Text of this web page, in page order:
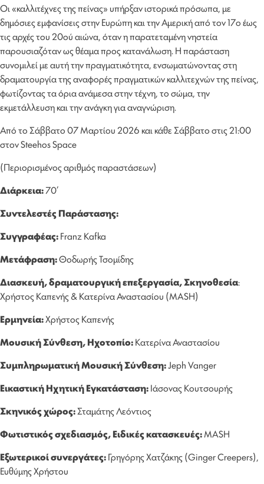
Οι «καλλιτέχνες της πείνας» υπήρξαν ιστορικά πρόσωπα, με
δημόσιες εμφανίσεις στην Ευρώπη και την Αμερική από τον 17ο έως
τις αρχές του 20ού αιώνα, όταν η παρατεταμένη νηστεία
παρουσιαζόταν ως θέαμα προς κατανάλωση. Η παράσταση
συνομιλεί με αυτή την πραγματικότητα, ενσωματώνοντας στη
δραματουργία της αναφορές πραγματικών καλλιτεχνών της πείνας,
φωτίζοντας τα όρια ανάμεσα στην τέχνη, το σώμα, την
εκμετάλλευση και την ανάγκη για αναγνώριση.
Από το Σάββατο 07 Μαρτίου 2026 και κάθε Σάββατο στις 21:00
στον Steehos Space
(Περιορισμένος αριθμός παραστάσεων)
Διάρκεια:70’
Συντελεστές Παράστασης:
Συγγραφέας:Franz Kafka
Μετάφραση:Θοδωρής Τσομίδης
Διασκευή, δραματουργική επεξεργασία, Σκηνοθεσία:
Χρήστος Καπενής & Κατερίνα Αναστασίου (MASH)
Ερμηνεία:Χρήστος Καπενής
Μουσική Σύνθεση, Ηχοτοπίο:Κατερίνα Αναστασίου
Συμπληρωματική Μουσική Σύνθεση:Jeph Vanger
Εικαστική Ηχητική Εγκατάσταση:Ιάσονας Κουτσουρής
Σκηνικός χώρος:Σταμάτης Λεόντιος
Φωτιστικός σχεδιασμός, Ειδικές κατασκευές:MASH
Εξωτερικοί συνεργάτες:Γρηγόρης Χατζάκης (Ginger Creepers),
Ευθύμης Χρήστου